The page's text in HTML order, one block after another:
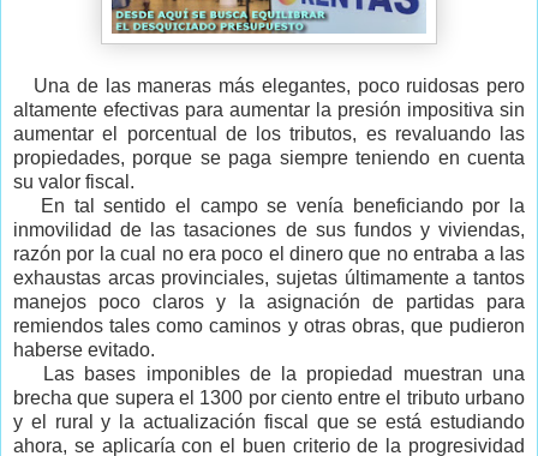
Una de las maneras más elegantes, poco ruidosas pero
altamente efectivas para aumentar la presión impositiva sin
aumentar el porcentual de los tributos, es revaluando las
propiedades, porque se paga siempre teniendo en cuenta
su valor fiscal.
En tal sentido el campo se venía beneficiando por la
inmovilidad de las tasaciones de sus fundos y viviendas,
razón por la cual no era poco el dinero que no entraba a las
exhaustas arcas provinciales, sujetas últimamente a tantos
manejos poco claros y la asignación de partidas para
remiendos tales como caminos y otras obras, que pudieron
haberse evitado.
Las bases imponibles de la propiedad muestran una
brecha que supera el 1300 por ciento entre el tributo urbano
y el rural y la actualización fiscal que se está estudiando
ahora, se aplicaría con el buen criterio de la progresividad